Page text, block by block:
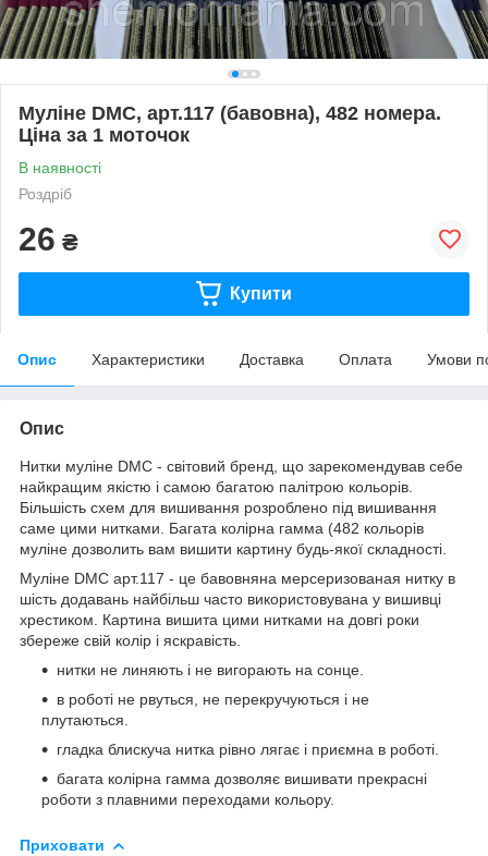
Муліне DMC, арт.117 (бавовна), 482 номера.
Ціна за 1 моточок
В наявності
Роздріб
26 ₴
Купити
Опис Характеристики Доставка Оплата Умови
Опис
Нитки муліне DMC - світовий бренд, що зарекомендував себе
найкращим якістю і самою багатою палітрою кольорів.
Більшість схем для вишивання розроблено під вишивання
саме цими нитками. Багата колірна гамма (482 кольорів
муліне дозволить вам вишити картину будь-якої складності.
Муліне DMC арт.117 - це бавовняна мерсеризованая нитку в
шість додавань найбільш часто використовувана у вишивці
хрестиком. Картина вишита цими нитками на довгі роки
збереже свій колір і яскравість.
нитки не линяють і не вигорають на сонце.
в роботі не рвуться, не перекручуються і не
плутаються.
гладка блискуча нитка рівно лягає і приємна в роботі.
багата колірна гамма дозволяє вишивати прекрасні
роботи з плавними переходами кольору.
Приховати